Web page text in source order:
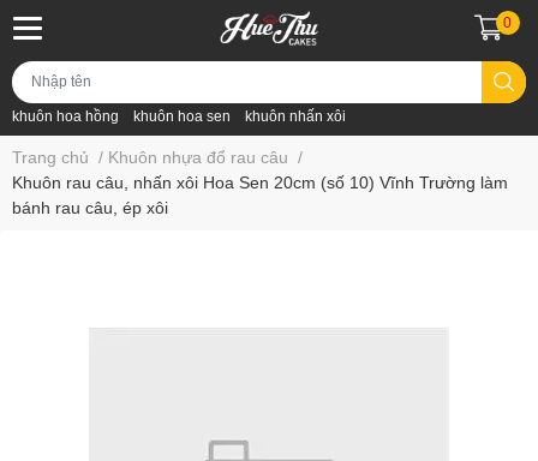
khuôn hoa hồng khuôn hoa sen khuôn nhấn xôi
0
Trang chủ / Khuôn nhựa đổ rau câu /
Khuôn rau câu, nhấn xôi Hoa Sen 20cm (số 10) Vĩnh Trường làm
bánh rau câu, ép xôi